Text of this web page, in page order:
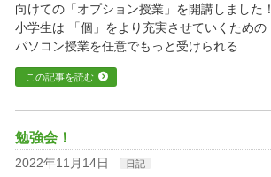
向けての「オプション授業」を開講しました！
小学生は 「個」をより充実させていくための
パソコン授業を任意でもっと受けられる …
この記事を読む
勉強会！
2022年11月14日 日記